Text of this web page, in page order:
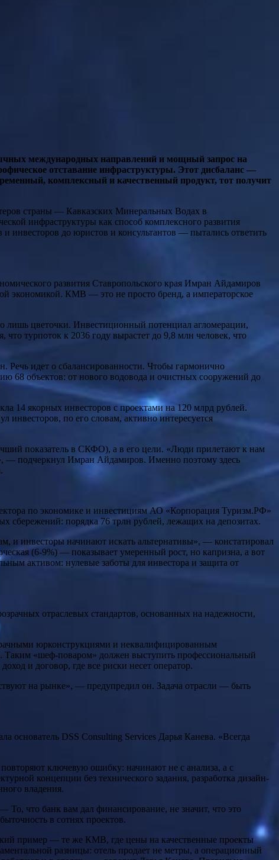
международных направлений и мощный запрос на
отставание инфраструктуры. Этот дисбаланс —
комплексный и качественный продукт, тот получит
страны — Кавказских Минеральных Водах в
инфраструктуры как способ комплексного развития
инвесторов до юристов и консультантов — пытались ответить
развития Ставропольского края Имран Айдамиров
экономикой. КМВ — это не просто бренд, а императорское
лишь цветочки. Инвестиционный потенциал агломерации,
турпоток к 2036 году вырастет до 9,8 млн человек, что
идет о сбалансированности. Чтобы гармонично
68 объектов: от нового водовода и очистных сооружений до
14 якорных инвесторов с проектами на 120 млрд рублей.
по его словам, активно интересуется
показатель в СКФО), а в его цели. «Люди прилетают к нам
— подчеркнул Имран Айдамиров. Именно поэтому здесь
по экономике и инвестициям АО «Корпорация Туризм.РФ»
порядка 76 трлн рублей, лежащих на депозитах.
и инвесторы начинают искать альтернативы», — констатировал
(6-9%) — показывает умеренный рост, но капризна, а вот
активом: нулевые заботы для инвестора и защита от
отраслевых стандартов, основанных на надежности,
юрконструкциями и неквалифицированным
Таким «шеф-поваром» должен выступить профессиональный
и договор, где все риски несет оператор.
на рынке», — предупредил он. Задача отрасли — быть
основатель DSS Consulting Services Дарья Канева. «Всегда
ключевую ошибку: начинают не с анализа, а с
концепции без технического задания, разработка дизайн-
владения.
что банк вам дал финансирование, не значит, что это
в сотнях проектов.
пример — те же КМВ, где цены на качественные проекты
разницы: отель продает не метры, а операционный